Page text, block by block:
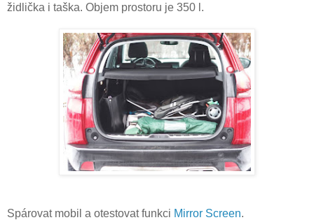
židlička i taška. Objem prostoru je 350 l.
Spárovat mobil a otestovat funkci Mirror Screen.